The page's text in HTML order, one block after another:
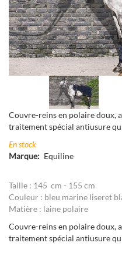
Suivant
Suivant
Couvre-reins en polaire doux,
traitement spécial antiusure
En stock
Marque
Equiline
Taille : 145 cm - 155 cm
Couleur : bleu marine liseret
Matière : laine polaire
Couvre-reins en polaire doux,
traitement spécial antiusure